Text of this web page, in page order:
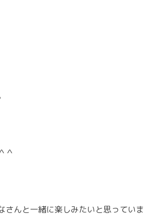
＾
さんと一緒に楽しみたいと思ってい